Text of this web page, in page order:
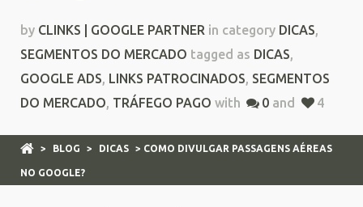
by CLINKS | GOOGLE PARTNER in category DICAS,
SEGMENTOS DO MERCADO tagged as DICAS,
GOOGLE ADS, LINKS PATROCINADOS, SEGMENTOS
DO MERCADO, TRÁFEGO PAGO with 0 and 4
> BLOG > DICAS > COMO DIVULGAR PASSAGENS AÉREAS
NO GOOGLE?